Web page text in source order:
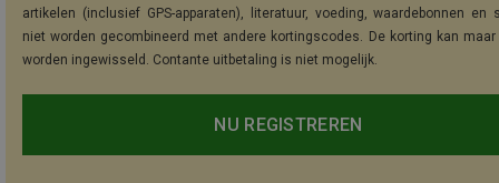
artikelen (inclusief GPS-apparaten), literatuur, voeding, waardebonnen en
niet worden gecombineerd met andere kortingscodes. De korting kan maar
worden ingewisseld. Contante uitbetaling is niet mogelijk.
NU REGISTREREN